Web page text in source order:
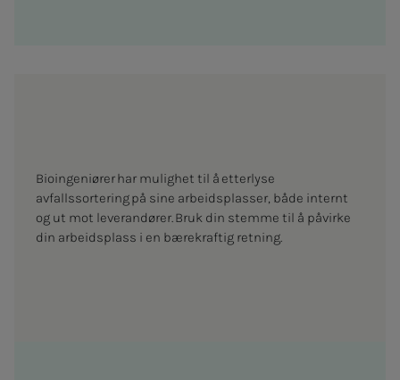
Bioingeniører har mulighet til å etterlyse
avfallssortering på sine arbeidsplasser, både internt
og ut mot leverandører. Bruk din stemme til å påvirke
din arbeidsplass i en bærekraftig retning.